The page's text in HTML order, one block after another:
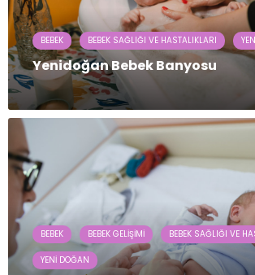
BEBEK BEBEK SAĞLIĞI VE HASTALIKLARI
Yenidoğan Bebek Banyosu
BEBEK BEBEK GELIŞIMI BEBEK SAĞLIĞI VE
YENI DOĞAN